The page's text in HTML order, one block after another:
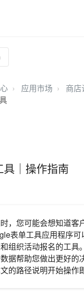
应用市场 商店
｜操作指南
，您可能会想知道客
表单工具应用程序
组织活动报名的工具
据帮助您做出更好的
的路径说明开始操作